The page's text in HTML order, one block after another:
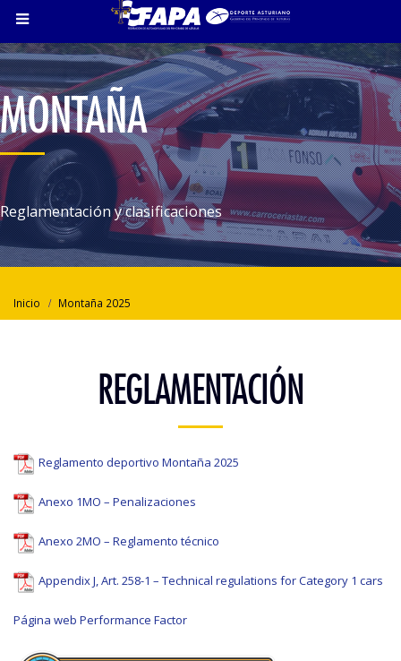
MONTAÑA
Reglamentación y clasificaciones
Inicio Montaña 2025
REGLAMENTACIÓN
Reglamento deportivo Montaña 2025
Anexo 1MO – Penalizaciones
Anexo 2MO – Reglamento técnico
Appendix J, Art. 258-1 – Technical regulations for Category 1 cars
Página web Performance Factor